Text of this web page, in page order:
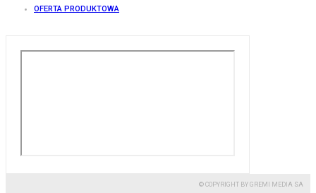
OFERTA PRODUKTOWA
© COPYRIGHT BY GREMI MEDIA SA